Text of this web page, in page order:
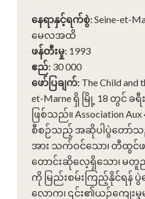
နေရာနှင့်ရက်စွဲ:Seine-et-
မေလအထိ
ဖန်တီးမှု: 1993
ဧည်: 30 000
ဖော်ပြချက်: The Child
et-Marne ရှိ မြို့ 18 တွင် ခ
ဖြစ်သည်။ Association Aux
စီစဉ်သည့် အဆိုပါပွဲတော်
အား သက်ဝင်သော၊ တီထွင်ဖ
တောင်းဆိုလေ့ရှိသော၊ မ
ကို မြည်းစမ်းကြည့်နိုင်ရန်
လောက၊ ၎င်း၏ယဉ်ကျေးမှုမ